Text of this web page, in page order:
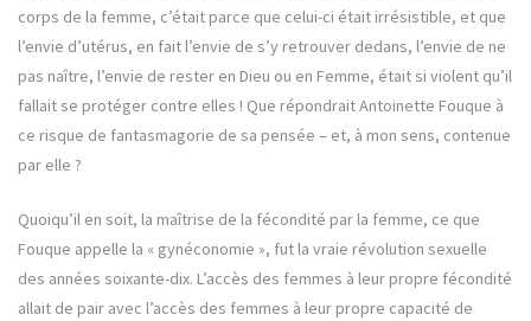
corps de la femme, c’était parce que celui-ci était irrésistible, et que
l’envie d’utérus, en fait l’envie de s’y retrouver dedans, l’envie de ne
pas naître, l’envie de rester en Dieu ou en Femme, était si violent qu’il
fallait se protéger contre elles ! Que répondrait Antoinette Fouque à
ce risque de fantasmagorie de sa pensée – et, à mon sens, contenue
par elle ?
Quoiqu’il en soit, la maîtrise de la fécondité par la femme, ce que
Fouque appelle la « gynéconomie », fut la vraie révolution sexuelle
des années soixante-dix. L’accès des femmes à leur propre fécondité
allait de pair avec l’accès des femmes à leur propre capacité de